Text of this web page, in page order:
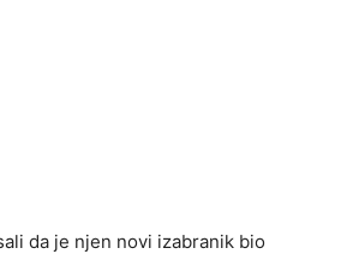
da je njen novi izabranik bio